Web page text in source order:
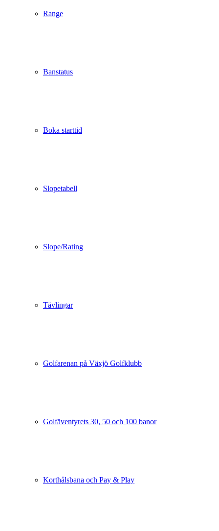
Range
Banstatus
Boka starttid
Slopetabell
Slope/Rating
Tävlingar
Golfarenan på Växjö Golfklubb
Golfäventyrets 30, 50 och 100 banor
Korthålsbana och Pay & Play